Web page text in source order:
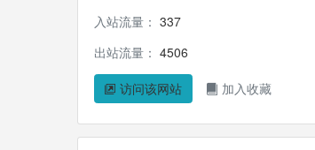
入站流量： 337
出站流量： 4506
访问该网站 加入收藏